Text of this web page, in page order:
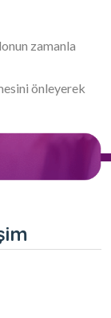
zamanla
önleyerek